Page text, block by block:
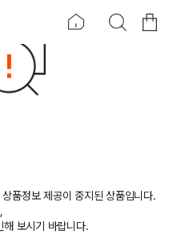
품정보 제공이 중지된 상품입니다.
해 보시기 바랍니다.